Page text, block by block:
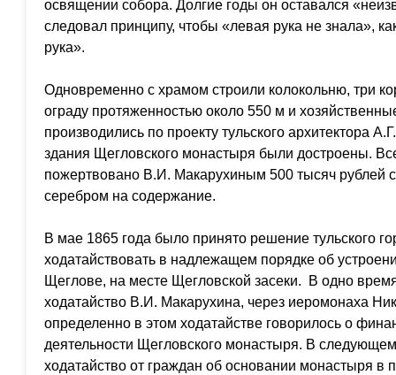
освящении собора. Долгие годы он оставался
следовал принципу, чтобы «левая рука не знала»,
рука».
Одновременно с храмом строили колокольню, три
ограду протяженностью около 550 м и
производились по проекту тульского архитектора
здания Щегловского монастыря были достроены.
пожертвовано В.И. Макарухиным 500 тысяч рублей
серебром на содержание.
В мае 1865 года было принято решение тульского
ходатайствовать в надлежащем порядке об
Щеглове, на месте Щегловской засеки. В одно
ходатайство В.И. Макарухина, через иеромонаха
определенно в этом ходатайстве говорилось о
деятельности Щегловского монастыря. В
ходатайство от граждан об основании монастыря в